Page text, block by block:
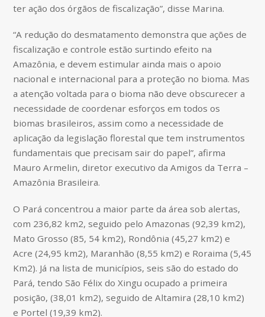
ter ação dos órgãos de fiscalização”, disse Marina.
“A redução do desmatamento demonstra que ações de
fiscalização e controle estão surtindo efeito na
Amazônia, e devem estimular ainda mais o apoio
nacional e internacional para a proteção no bioma. Mas
a atenção voltada para o bioma não deve obscurecer a
necessidade de coordenar esforços em todos os
biomas brasileiros, assim como a necessidade de
aplicação da legislação florestal que tem instrumentos
fundamentais que precisam sair do papel”, afirma
Mauro Armelin, diretor executivo da Amigos da Terra –
Amazônia Brasileira.
O Pará concentrou a maior parte da área sob alertas,
com 236,82 km2, seguido pelo Amazonas (92,39 km2),
Mato Grosso (85, 54 km2), Rondônia (45,27 km2) e
Acre (24,95 km2), Maranhão (8,55 km2) e Roraima (5,45
Km2). Já na lista de municípios, seis são do estado do
Pará, tendo São Félix do Xingu ocupado a primeira
posição, (38,01 km2), seguido de Altamira (28,10 km2)
e Portel (19,39 km2).